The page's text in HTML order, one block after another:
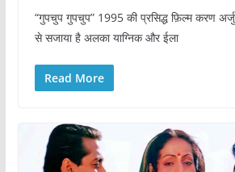
“गुपचुप गुपचुप” 1995 की प्रसिद्ध फ़िल्म करण
से सजाया है अलका याग्निक और ईला
Read More